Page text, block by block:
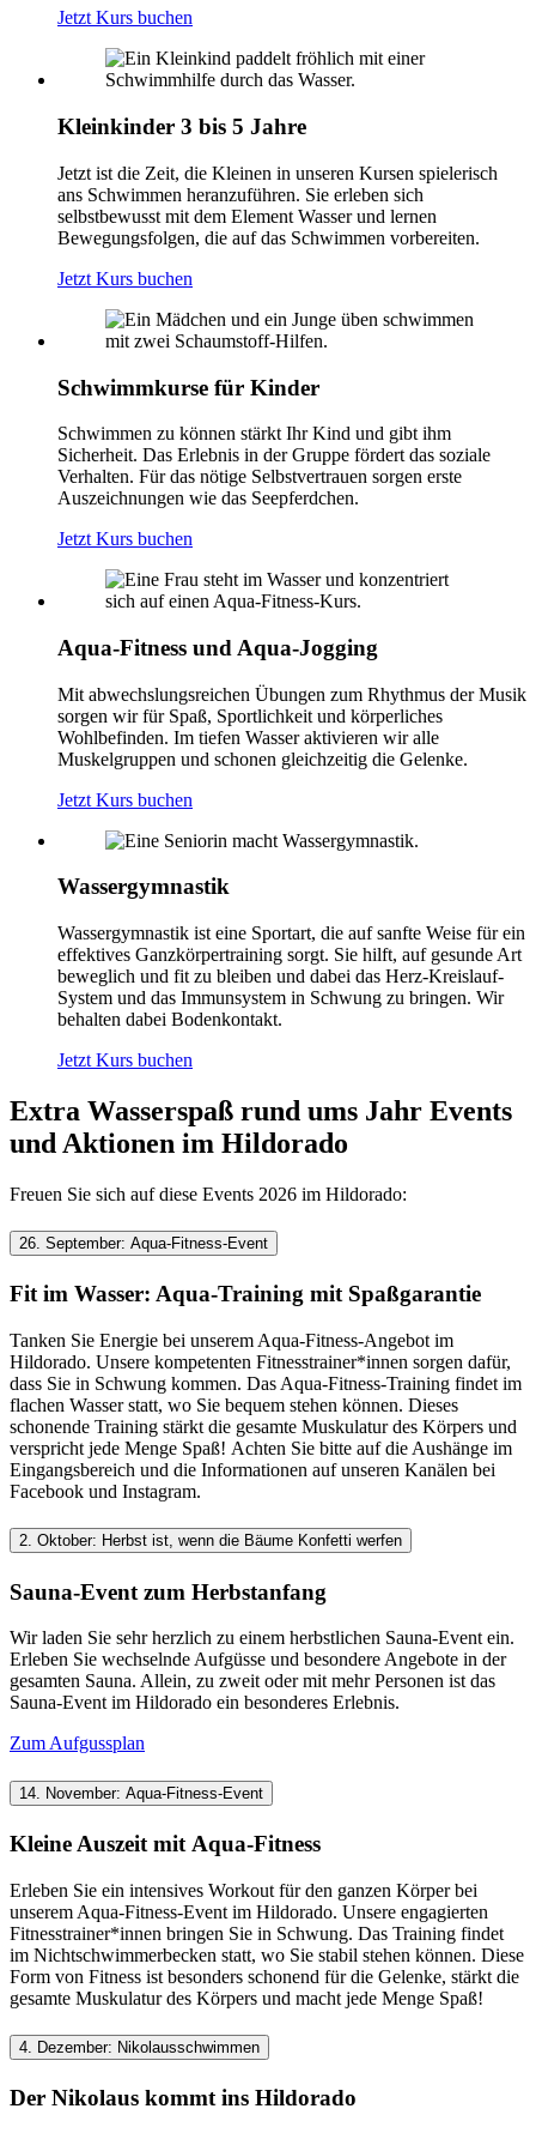
Jetzt Kurs buchen
Kleinkinder 3 bis 5 Jahre
Jetzt ist die Zeit, die Kleinen in unseren Kursen spielerisch
ans Schwimmen heranzuführen. Sie erleben sich
selbstbewusst mit dem Element Wasser und lernen
Bewegungsfolgen, die auf das Schwimmen vorbereiten.
Jetzt Kurs buchen
Schwimmkurse für Kinder
Schwimmen zu können stärkt Ihr Kind und gibt ihm
Sicherheit. Das Erlebnis in der Gruppe fördert das soziale
Verhalten. Für das nötige Selbstvertrauen sorgen erste
Auszeichnungen wie das Seepferdchen.
Jetzt Kurs buchen
Aqua-Fitness und Aqua-Jogging
Mit abwechslungsreichen Übungen zum Rhythmus der Musik
sorgen wir für Spaß, Sportlichkeit und körperliches
Wohlbefinden. Im tiefen Wasser aktivieren wir alle
Muskelgruppen und schonen gleichzeitig die Gelenke.
Jetzt Kurs buchen
Wassergymnastik
Wassergymnastik ist eine Sportart, die auf sanfte Weise für ein
effektives Ganzkörpertraining sorgt. Sie hilft, auf gesunde Art
beweglich und fit zu bleiben und dabei das Herz-Kreislauf-
System und das Immunsystem in Schwung zu bringen. Wir
behalten dabei Bodenkontakt.
Jetzt Kurs buchen
Extra Wasserspaß rund ums Jahr Events
und Aktionen im Hildorado
Freuen Sie sich auf diese Events 2026 im Hildorado:
26. September: Aqua-Fitness-Event
Fit im Wasser: Aqua-Training mit Spaßgarantie
Tanken Sie Energie bei unserem Aqua-Fitness-Angebot im
Hildorado. Unsere kompetenten Fitnesstrainer*innen sorgen dafür,
dass Sie in Schwung kommen. Das Aqua-Fitness-Training findet im
flachen Wasser statt, wo Sie bequem stehen können. Dieses
schonende Training stärkt die gesamte Muskulatur des Körpers und
verspricht jede Menge Spaß! Achten Sie bitte auf die Aushänge im
Eingangsbereich und die Informationen auf unseren Kanälen bei
Facebook und Instagram.
2. Oktober: Herbst ist, wenn die Bäume Konfetti werfen
Sauna-Event zum Herbstanfang
Wir laden Sie sehr herzlich zu einem herbstlichen Sauna-Event ein.
Erleben Sie wechselnde Aufgüsse und besondere Angebote in der
gesamten Sauna. Allein, zu zweit oder mit mehr Personen ist das
Sauna-Event im Hildorado ein besonderes Erlebnis.
Zum Aufgussplan
14. November: Aqua-Fitness-Event
Kleine Auszeit mit Aqua-Fitness
Erleben Sie ein intensives Workout für den ganzen Körper bei
unserem Aqua-Fitness-Event im Hildorado. Unsere engagierten
Fitnesstrainer*innen bringen Sie in Schwung. Das Training findet
im Nichtschwimmerbecken statt, wo Sie stabil stehen können. Diese
Form von Fitness ist besonders schonend für die Gelenke, stärkt die
gesamte Muskulatur des Körpers und macht jede Menge Spaß!
4. Dezember: Nikolausschwimmen
Der Nikolaus kommt ins Hildorado